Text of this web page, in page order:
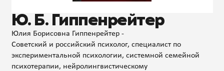
Ю. Б. Гиппенрейтер
Юлия Борисовна Гиппенрейтер -
Советский и российский психолог, специалист по
экспериментальной психологии, системной семейной
психотерапии, нейролингвистическому